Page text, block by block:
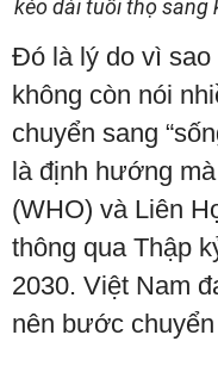
kéo dài tuổi thọ sang
Đó là lý do vì sao
không còn nói
chuyển sang
là định hướng
(WHO) và Liên
thông qua Thập
2030. Việt Nam
nên bước